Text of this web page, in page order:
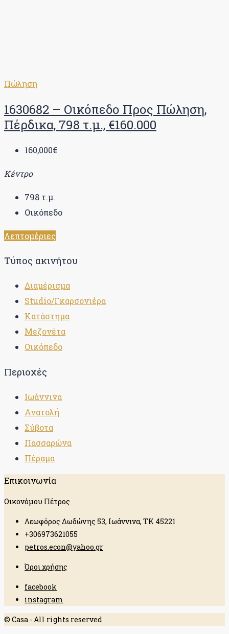
Πώληση
1630682 – Οικόπεδο Προς Πώληση,
Πέρδικα, 798 τ.μ., €160.000
160,000€
Κέντρο
798 τ.μ.
Οικόπεδο
Λεπτομέριες
Τύπος ακινήτου
Διαμέρισμα
Studio/Γκαρσονιέρα
Κατάστημα
Μεζονέτα
Οικόπεδο
Περιοχές
Ιωάννινα
Ανατολή
Σύβοτα
Πασσαρώνα
Πέραμα
Επικοινωνία
Οικονόμου Πέτρος
Λεωφόρος Δωδώνης 53, Ιωάννινα, ΤΚ 45221
+306973621055
petros.econ@yahoo.gr
Όροι χρήσης
facebook
instagram
© Casa - All rights reserved